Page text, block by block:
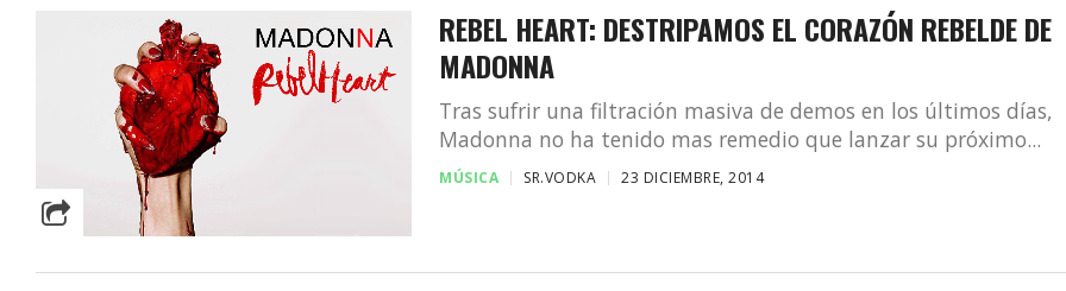
REBEL HEART: DESTRIPAMOS EL CORAZÓN REBELDE DE
MADONNA
Tras sufrir una filtración masiva de demos en los últimos días,
Madonna no ha tenido mas remedio que lanzar su próximo...
MÚSICA SR.VODKA 23 DICIEMBRE, 2014